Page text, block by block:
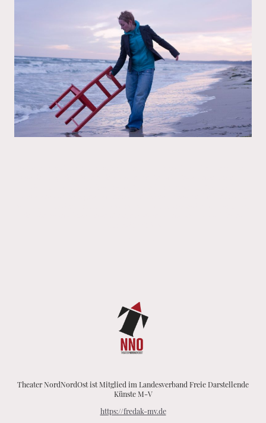
Theater NordNordOst ist Mitglied im Landesverband Freie Darstellende
Künste M-V
https://fredak-mv.de